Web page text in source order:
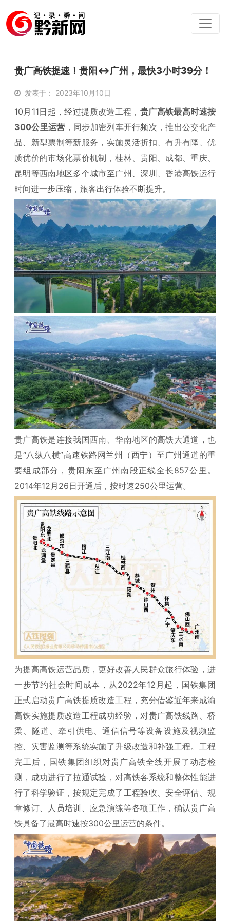
贵广高铁提速！贵阳↔广州，最快3小时39分！
发表于： 2023年10月10日
10月11日起，经过提质改造工程， 贵广高铁最高时速按
300公里运营 ，同步加密列车开行频次，推出公交化产
品、新型票制等新服务，实施灵活折扣、有升有降、优
质优价的市场化票价机制，桂林、贵阳、成都、重庆、
昆明等西南地区多个城市至广州、深圳、香港高铁运行
时间进一步压缩，旅客出行体验不断提升。
贵广高铁是连接我国西南、华南地区的高铁大通道，也
是“八纵八横”高速铁路网兰州（西宁）至广州通道的重
要组成部分，贵阳东至广州南段正线全长857公里。
2014年12月26日开通后，按时速250公里运营。
为提高高铁运营品质，更好改善人民群众旅行体验，进
一步节约社会时间成本，从2022年12月起，国铁集团
正式启动贵广高铁提质改造工程，充分借鉴近年来成渝
高铁实施提质改造工程成功经验，对贵广高铁线路、桥
梁、隧道、牵引供电、通信信号等设备设施及视频监
控、灾害监测等系统实施了升级改造和补强工程。工程
完工后，国铁集团组织对贵广高铁全线开展了动态检
测，成功进行了拉通试验，对高铁各系统和整体性能进
行了科学验证，按规定完成了工程验收、安全评估、规
章修订、人员培训、应急演练等各项工作，确认贵广高
铁具备了最高时速按300公里运营的条件。